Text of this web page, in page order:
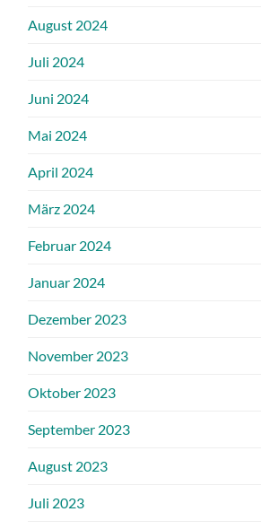
August 2024
Juli 2024
Juni 2024
Mai 2024
April 2024
März 2024
Februar 2024
Januar 2024
Dezember 2023
November 2023
Oktober 2023
September 2023
August 2023
Juli 2023